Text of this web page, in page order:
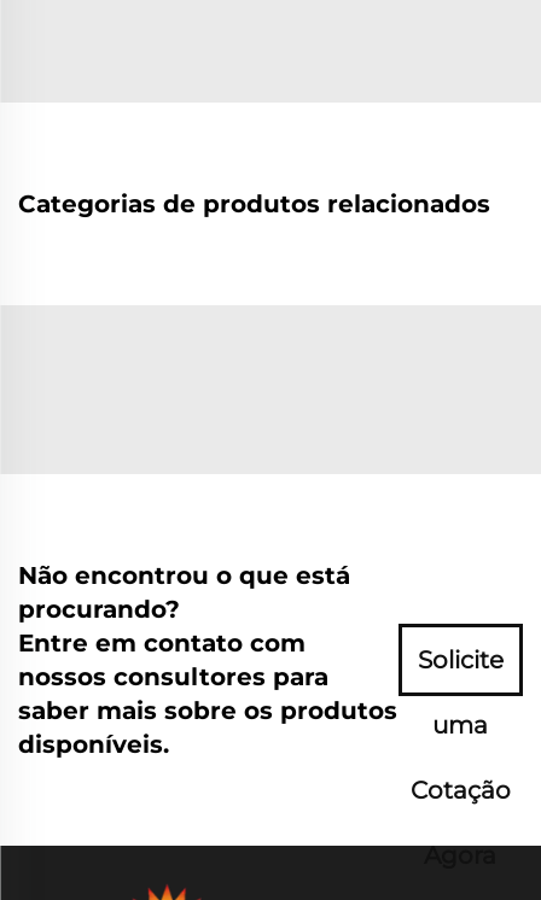
Categorias de produtos relacionados
Não encontrou o que está
procurando?
Entre em contato com
nossos consultores para
saber mais sobre os produtos
disponíveis.
Solicite
uma
Cotação
Agora